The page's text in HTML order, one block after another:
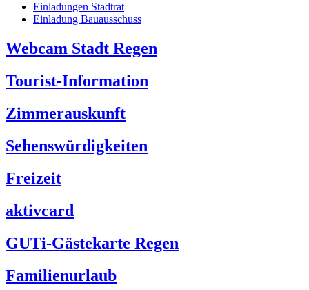
Einladungen Stadtrat
Einladung Bauausschuss
Webcam Stadt Regen
Tourist-Information
Zimmerauskunft
Sehenswürdigkeiten
Freizeit
aktivcard
GUTi-Gästekarte Regen
Familienurlaub